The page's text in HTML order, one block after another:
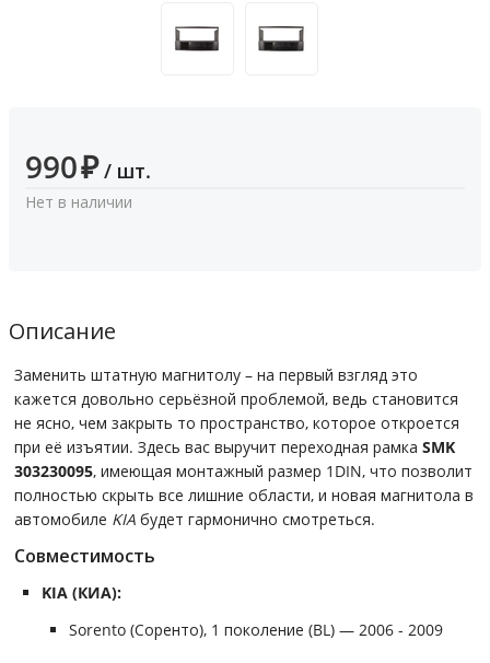
990₽ / шт.
Нет в наличии
Описание
Заменить штатную магнитолу – на первый взгляд это
кажется довольно серьёзной проблемой, ведь становится
не ясно, чем закрыть то пространство, которое откроется
при её изъятии. Здесь вас выручит переходная рамка SMK
303230095, имеющая монтажный размер 1DIN, что позволит
полностью скрыть все лишние области, и новая магнитола в
автомобиле KIA будет гармонично смотреться.
Совместимость
KIA (КИА):
Sorento (Соренто), 1 поколение (BL) — 2006 - 2009